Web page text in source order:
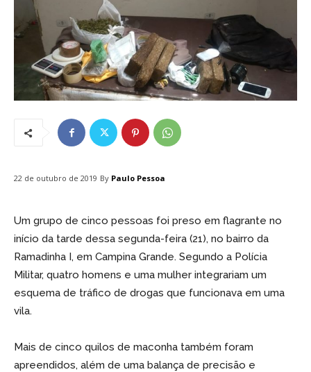
22 de outubro de 2019 By Paulo Pessoa
Um grupo de cinco pessoas foi preso em flagrante no
início da tarde dessa segunda-feira (21), no bairro da
Ramadinha I, em Campina Grande. Segundo a Polícia
Militar, quatro homens e uma mulher integrariam um
esquema de tráfico de drogas que funcionava em uma
vila.
Mais de cinco quilos de maconha também foram
apreendidos, além de uma balança de precisão e